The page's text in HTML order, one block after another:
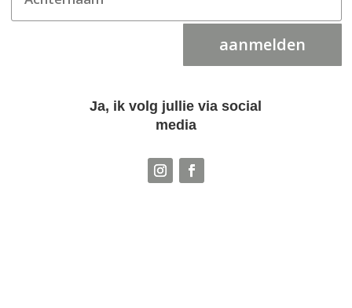
aanmelden
Ja, ik volg jullie via social
media